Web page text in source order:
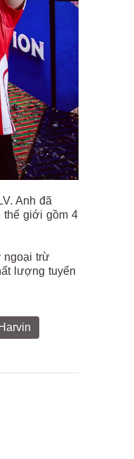
Anh đã
thế giới gồm 4
ngoại trừ
lượng tuyển